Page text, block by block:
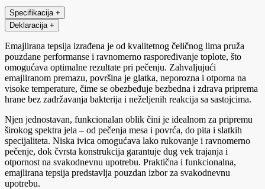
Specifikacija +
Deklaracija +
Emajlirana tepsija izrađena je od kvalitetnog čeličnog lima pruža
pouzdane performanse i ravnomerno raspoređivanje toplote, što
omogućava optimalne rezultate pri pečenju. Zahvaljujući
emajliranom premazu, površina je glatka, neporozna i otporna na
visoke temperature, čime se obezbeđuje bezbedna i zdrava priprema
hrane bez zadržavanja bakterija i neželjenih reakcija sa sastojcima.
Njen jednostavan, funkcionalan oblik čini je idealnom za pripremu
širokog spektra jela – od pečenja mesa i povrća, do pita i slatkih
specijaliteta. Niska ivica omogućava lako rukovanje i ravnomerno
pečenje, dok čvrsta konstrukcija garantuje dug vek trajanja i
otpornost na svakodnevnu upotrebu. Praktična i funkcionalna,
emajlirana tepsija predstavlja pouzdan izbor za svakodnevnu
upotrebu.